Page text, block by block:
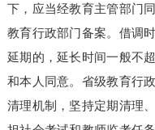
下，应当经教育主管部门
教育行政部门备案。借调
延期的，延长时间一般不
和本人同意。省级教育行
清理机制，坚持定期清理